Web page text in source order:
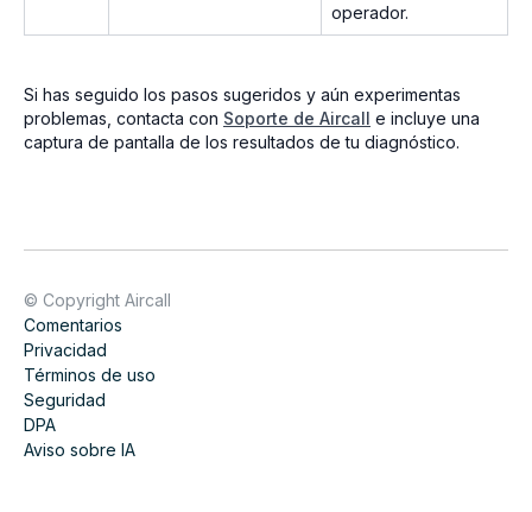
operador.
Si has seguido los pasos sugeridos y aún experimentas
problemas, contacta con Soporte de Aircall e incluye una
captura de pantalla de los resultados de tu diagnóstico.
© Copyright Aircall
Comentarios
Privacidad
Términos de uso
Seguridad
DPA
Aviso sobre IA